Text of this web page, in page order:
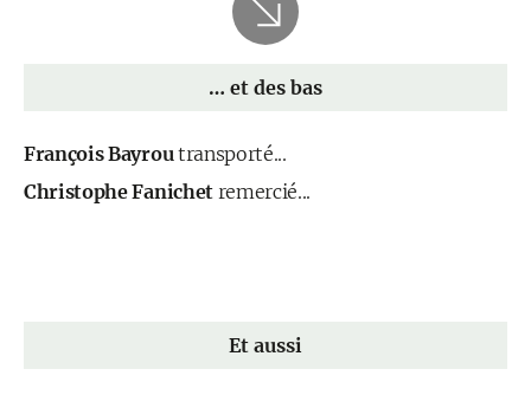
… et des bas
François Bayroutransporté...
Christophe Fanichetremercié...
Et aussi